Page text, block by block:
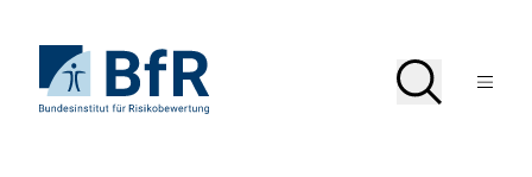
Seiteninhalt
springenStartseite
von
Suche
SucheMenü